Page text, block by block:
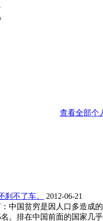
查看全部个
不了车。
2012-06-21
中国贫穷是因人口多造成
。排在中国前面的国家几